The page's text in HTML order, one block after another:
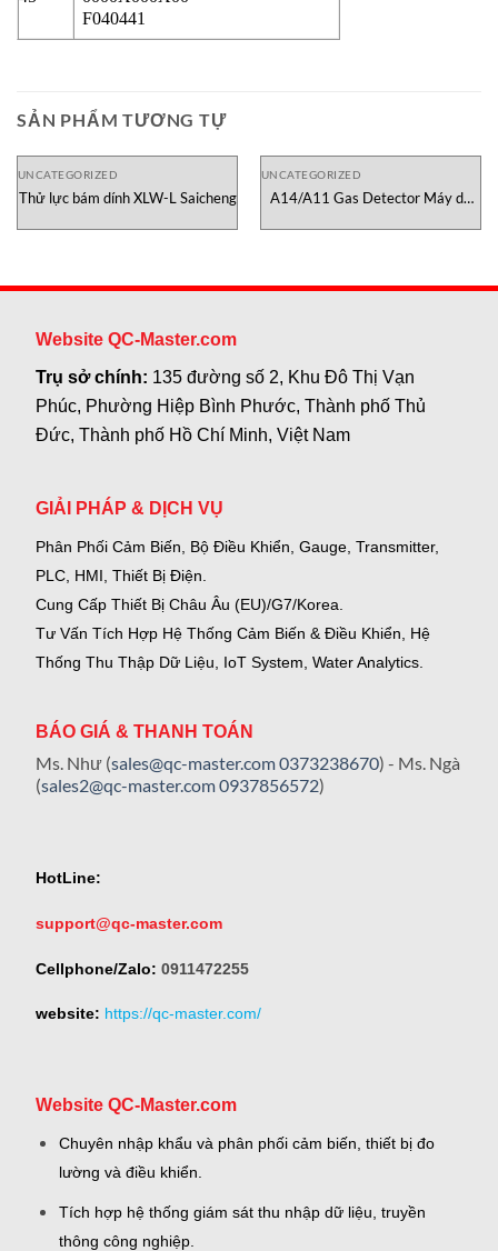
F040441
SẢN PHẨM TƯƠNG TỰ
UNCATEGORIZED
Thử lực bám dính XLW-L Saicheng
UNCATEGORIZED
A14/A11 Gas Detector Máy dò
Website QC-Master.com
Trụ sở chính: 135 đường số 2, Khu Đô Thị Vạn
Phúc, Phường Hiệp Bình Phước, Thành phố Thủ
Đức, Thành phố Hồ Chí Minh, Việt Nam
GIẢI PHÁP & DỊCH VỤ
Phân Phối Cảm Biến, Bộ Điều Khiển, Gauge, Transmitter,
PLC, HMI, Thiết Bị Điện.
Cung Cấp Thiết Bị Châu Âu (EU)/G7/Korea.
Tư Vấn Tích Hợp Hệ Thống Cảm Biến & Điều Khiển, Hệ
Thống Thu Thập Dữ Liệu, IoT System, Water Analytics.
BÁO GIÁ & THANH TOÁN
Ms. Như (sales@qc-master.com0373238670) - Ms. Ngà
(sales2@qc-master.com0937856572)
HotLine:
support@qc-master.com
Cellphone/Zalo: 0911472255
website: https://qc-master.com/
Website QC-Master.com
Chuyên nhập khẩu và phân phối cảm biến, thiết bị đo
lường và điều khiển.
Tích hợp hệ thống giám sát thu nhập dữ liệu, truyền
thông công nghiệp.